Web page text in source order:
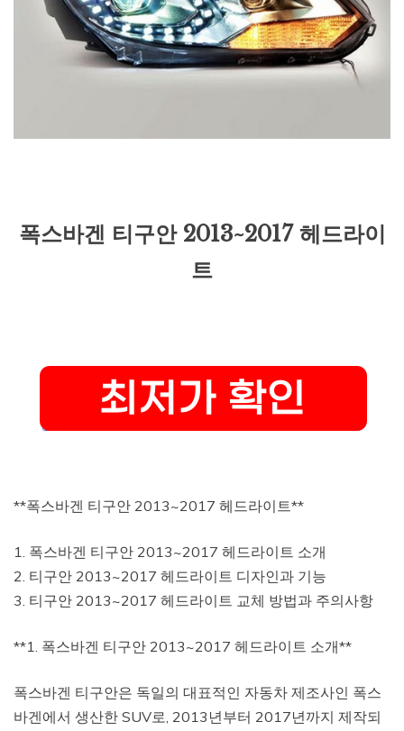
폭스바겐 티구안 2013~2017 헤드라이
트
**폭스바겐 티구안 2013~2017 헤드라이트**
1. 폭스바겐 티구안 2013~2017 헤드라이트 소개
2. 티구안 2013~2017 헤드라이트 디자인과 기능
3. 티구안 2013~2017 헤드라이트 교체 방법과 주의사항
**1. 폭스바겐 티구안 2013~2017 헤드라이트 소개**
폭스바겐 티구안은 독일의 대표적인 자동차 제조사인 폭스
바겐에서 생산한 SUV로, 2013년부터 2017년까지 제작되